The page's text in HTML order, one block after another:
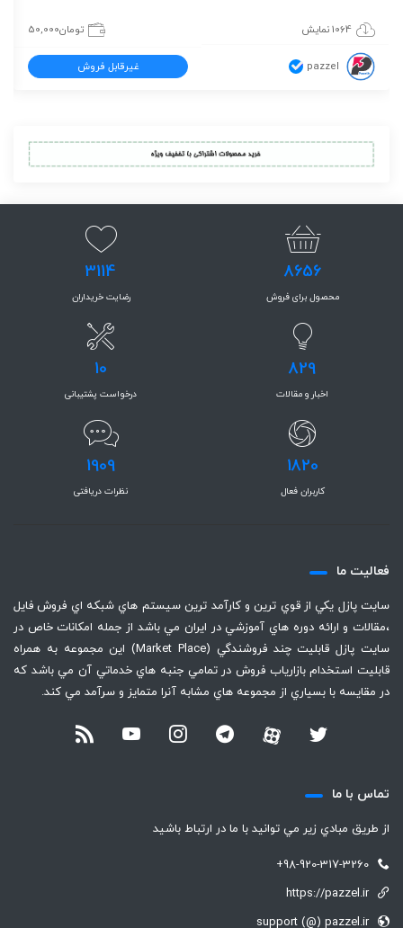
1064 نمایش تومان50,000
pazzel غیرقابل فروش
8656
محصول برای فروش
3114
رضایت خریداران
829
اخبار و مقالات
10
درخواست پشتیبانی
1820
کاربران فعال
1909
نظرات دریافتی
فعاليت ما
سايت پازل يكي از قوي ترين و كارآمد ترين سيستم هاي شبكه اي فروش فايل
،‌مقالات و ارائه دوره هاي آموزشي در ايران مي باشد از جمله امكانات خاص در
سايت پازل قابليت چند فروشندگي (Market Place) اين مجموعه به همراه
قابليت استخدام بازارياب فروش در تمامي جنبه هاي خدماتي آن مي باشد كه
در مقايسه با بسياري از مجموعه هاي مشابه آنرا متمايز و سرآمد مي كند.
تماس با ما
از طريق مبادي زير مي توانيد با ما در ارتباط باشيد
+98-920-317-3260
https://pazzel.ir
support (@) pazzel.ir